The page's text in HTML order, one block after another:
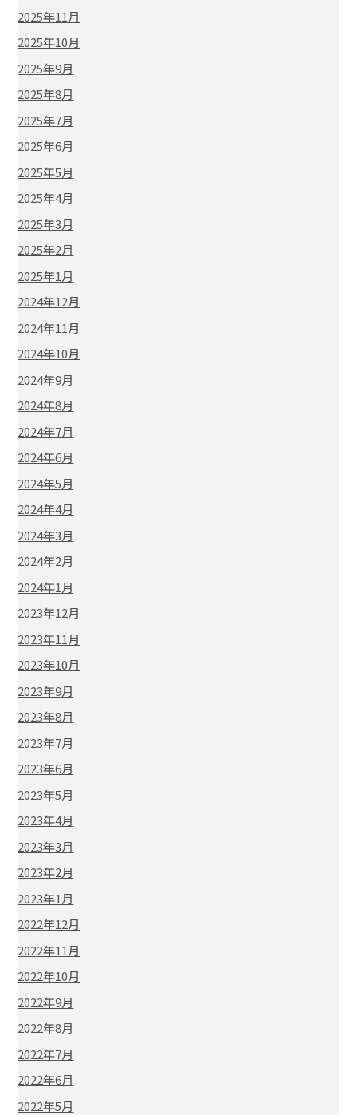
2025年11月
2025年10月
2025年9月
2025年8月
2025年7月
2025年6月
2025年5月
2025年4月
2025年3月
2025年2月
2025年1月
2024年12月
2024年11月
2024年10月
2024年9月
2024年8月
2024年7月
2024年6月
2024年5月
2024年4月
2024年3月
2024年2月
2024年1月
2023年12月
2023年11月
2023年10月
2023年9月
2023年8月
2023年7月
2023年6月
2023年5月
2023年4月
2023年3月
2023年2月
2023年1月
2022年12月
2022年11月
2022年10月
2022年9月
2022年8月
2022年7月
2022年6月
2022年5月